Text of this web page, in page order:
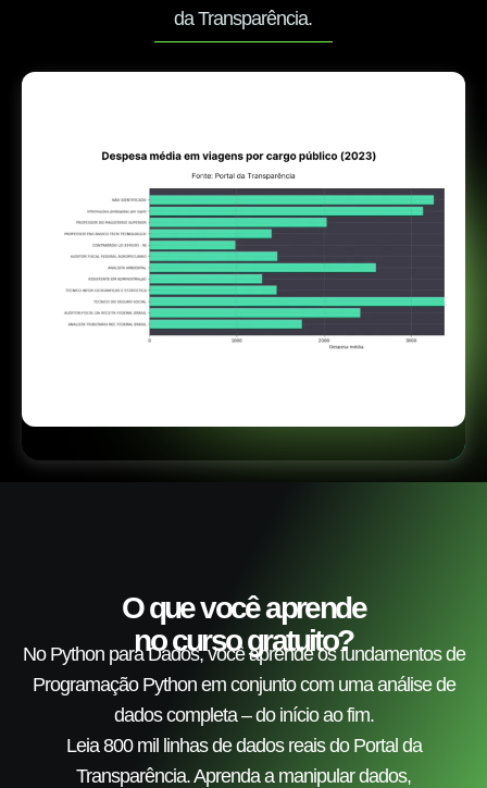
da Transparência.
O que você aprende
no curso gratuito?
No Python para Dados, você aprende os fundamentos de
Programação Python em conjunto com uma análise de
dados completa – do início ao fim.
Leia 800 mil linhas de dados reais do Portal da
Transparência. Aprenda a manipular dados,